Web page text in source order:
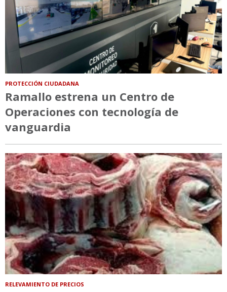
PROTECCIÓN CIUDADANA
Ramallo estrena un Centro de
Operaciones con tecnología de
vanguardia
RELEVAMIENTO DE PRECIOS